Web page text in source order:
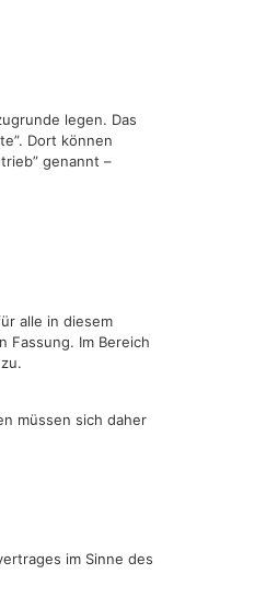
legen. Das
Dort können
genannt –
alle in diesem
Fassung. Im Bereich
müssen sich daher
im Sinne des